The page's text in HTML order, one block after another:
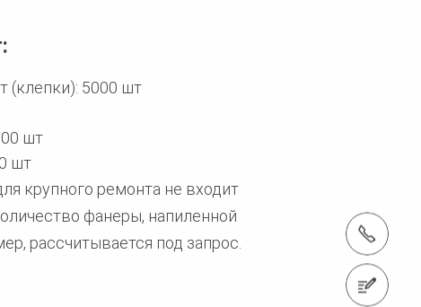
(клепки): 5000 шт
шт
шт
крупного ремонта не входит
фанеры, напиленной
рассчитывается под запрос.